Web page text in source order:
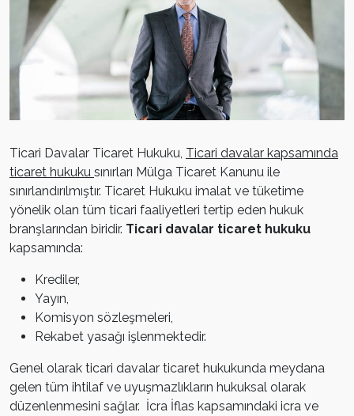
Ticari Davalar Ticaret Hukuku, Ticari davalar kapsamında
ticaret hukuku sınırları Mülga Ticaret Kanunu ile
sınırlandırılmıştır. Ticaret Hukuku imalat ve tüketime
yönelik olan tüm ticari faaliyetleri tertip eden hukuk
branşlarından biridir. Ticari davalar ticaret hukuku
kapsamında:
Krediler,
Yayın,
Komisyon sözleşmeleri,
Rekabet yasağı işlenmektedir.
Genel olarak ticari davalar ticaret hukukunda meydana
gelen tüm ihtilaf ve uyuşmazlıkların hukuksal olarak
düzenlenmesini sağlar. İcra İflas kapsamındaki icra ve